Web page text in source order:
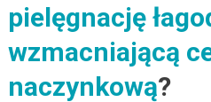
pielęgnację
wzmacniającą
naczynkową?